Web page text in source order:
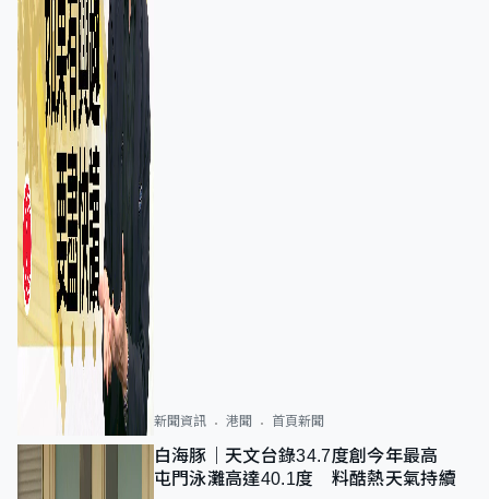
新聞資訊 港聞 首頁新聞
白海豚｜天文台錄34.7度創今年最高
屯門泳灘高達40.1度 料酷熱天氣持續